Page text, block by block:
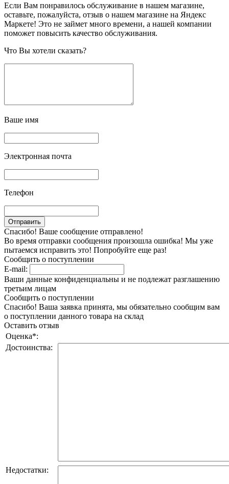
Если Вам понравилось обслуживание в нашем магазине,
оставьте, пожалуйста, отзыв о нашем магазине на Яндекс
Маркете! Это не займет много времени, а нашей компании
поможет повысить качество обслуживания.
Что Вы хотели сказать?
Ваше имя
Электронная почта
Телефон
Спасибо! Ваше сообщение отправлено!
Во время отправки сообщения произошла ошибка! Мы уже
пытаемся исправить это! Попробуйте еще раз!
Сообщить о поступлении
E-mail:
Ваши данные конфиденциальны и не подлежат разглашению
третьим лицам
Сообщить о поступлении
Спасибо! Ваша заявка принята, мы обязательно сообщим вам
о поступлении данного товара на склад
Оставить отзыв
Оценка*:
Достоинства:
Недостатки: